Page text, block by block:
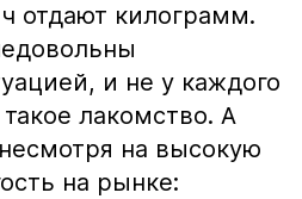
отдают килограмм.
и не у каждого
лакомство. А
на высокую
на рынке: